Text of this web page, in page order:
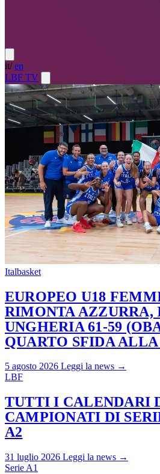
it/ en
LBF TV
Italbasket
EUROPEO U18
RIMONTA
UNGHERIA 61-59
QUARTO SFIDA ALLA
5 agosto 2026 Leggi la news →
LBF
TUTTI I CALENDARI
CAMPIONATI DI
A2
31 luglio 2026 Leggi la news →
Serie A1